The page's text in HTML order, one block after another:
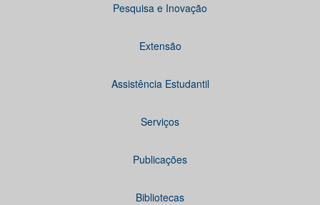
Pesquisa e Inovação
Extensão
Assistência Estudantil
Serviços
Publicações
Bibliotecas